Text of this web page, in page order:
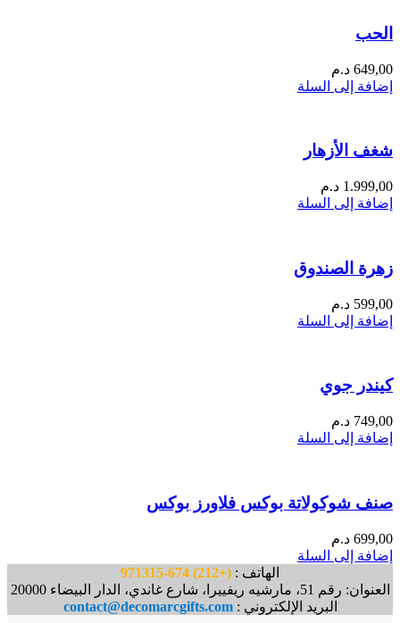
الحب
649,00 د.م
إضافة إلى السلة
شغف الأزهار
1.999,00 د.م
إضافة إلى السلة
زهرة الصندوق
599,00 د.م
إضافة إلى السلة
كيندر جوي
749,00 د.م
إضافة إلى السلة
صنف شوكولاتة بوكس فلاورز بوكس
699,00 د.م
إضافة إلى السلة
الهاتف : (+212) 674-971315
العنوان: رقم 51، مارشيه ريفييرا، شارع غاندي، الدار البيضاء 20000
البريد الإلكتروني :contact@decomarcgifts.com